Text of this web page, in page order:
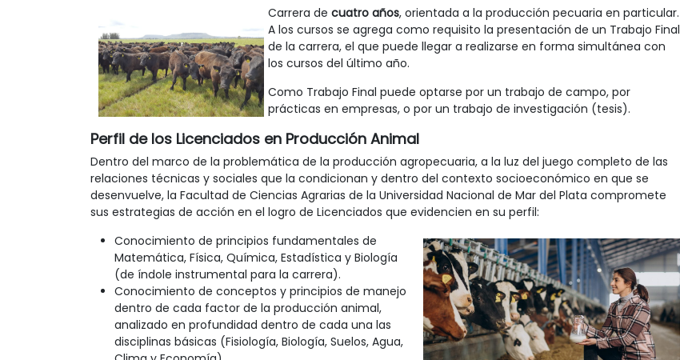
Carrera de cuatro años, orientada a la producción pecuaria en particular.
A los cursos se agrega como requisito la presentación de un Trabajo Final
de la carrera, el que puede llegar a realizarse en forma simultánea con
los cursos del último año.
Como Trabajo Final puede optarse por un trabajo de campo, por
prácticas en empresas, o por un trabajo de investigación (tesis).
Perfil de los Licenciados en Producción Animal
Dentro del marco de la problemática de la producción agropecuaria, a la luz del juego completo de las
relaciones técnicas y sociales que la condicionan y dentro del contexto socioeconómico en que se
desenvuelve, la Facultad de Ciencias Agrarias de la Universidad Nacional de Mar del Plata compromete
sus estrategias de acción en el logro de Licenciados que evidencien en su perfil:
Conocimiento de principios fundamentales de
Matemática, Física, Química, Estadística y Biología
(de índole instrumental para la carrera).
Conocimiento de conceptos y principios de manejo
dentro de cada factor de la producción animal,
analizado en profundidad dentro de cada una las
disciplinas básicas (Fisiología, Biología, Suelos, Agua,